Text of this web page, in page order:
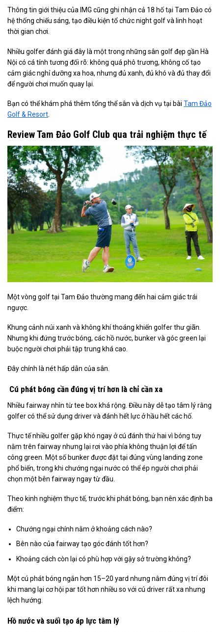
Thông tin giới thiệu của IMG cũng ghi nhận cả 18 hố tại Tam Đảo có
hệ thống chiếu sáng, tạo điều kiện tổ chức night golf và linh hoạt
thời gian chơi.
Nhiều golfer đánh giá đây là một trong những sân golf đẹp gần Hà
Nội có cá tính tương đối rõ: không quá phô trương, không cố tạo
cảm giác nghỉ dưỡng xa hoa, nhưng đủ xanh, đủ khó và đủ thay đổi
để người chơi muốn quay lại.
Bạn có thể khám phá thêm tổng thể sân và dịch vụ tại bài Tam Đảo
Golf & Resort
Review Tam Đảo Golf Club qua trải nghiệm thực tế
Một vòng golf tại Tam Đảo thường mang đến hai cảm giác trái
ngược.
Khung cảnh núi xanh và không khí thoáng khiến golfer thư giãn.
Nhưng khi đứng trước bóng, các hồ nước, bunker và góc green lại
buộc người chơi phải tập trung khá cao.
Đây chính là nét hấp dẫn của sân.
Cú phát bóng cần đúng vị trí hơn là chỉ cần xa
Nhiều fairway nhìn từ tee box khá rộng. Điều này dễ tạo tâm lý rằng
golfer có thể sử dụng driver và đánh hết lực ở hầu hết các hố.
Thực tế nhiều golfer gặp khó ngay ở cú đánh thứ hai vì bóng tuy
nằm trên fairway nhưng lại rơi vào phía không thuận lợi để tấn
công green. Một số bunker được đặt tại đúng vùng landing zone
phổ biến, trong khi chướng ngại nước có thể ép người chơi phải
chọn một bên fairway ngay từ đầu.
Theo kinh nghiệm thực tế, trước khi phát bóng, bạn nên xác định ba
điểm:
Chướng ngại chính nằm ở khoảng cách nào?
Bên nào của fairway tạo góc đánh tốt hơn?
Khoảng cách còn lại có phù hợp với gậy sở trường không?
Một cú phát bóng ngắn hơn 15–20 yard nhưng nằm đúng vị trí đôi
khi mang lại cơ hội par tốt hơn nhiều so với cú driver rất xa nhưng
lệch hướng.
Hồ nước và suối tạo áp lực tâm lý